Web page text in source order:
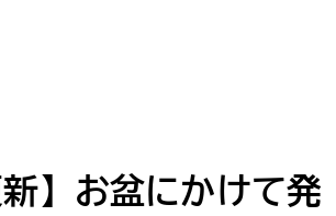
】お盆にかけて発